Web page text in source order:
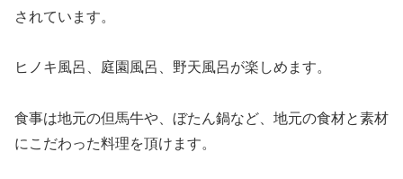
されています。
ヒノキ風呂、庭園風呂、野天風呂が楽しめます。
食事は地元の但馬牛や、ぼたん鍋など、地元の食材と素材
にこだわった料理を頂けます。